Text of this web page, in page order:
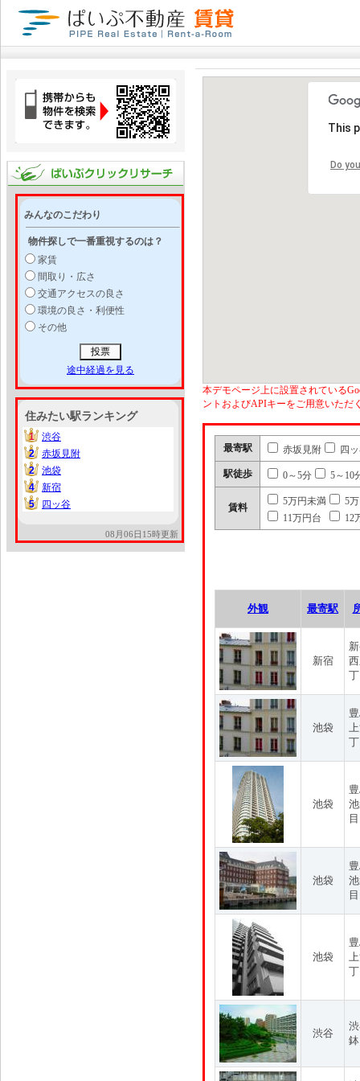
みんなのこだわり
物件探しで一番重視するのは？
家賃
間取り・広さ
交通アクセスの良さ
環境の良さ・利便性
その他
途中経過を見る
住みたい駅ランキング
1
1
渋谷
2
2
赤坂見附
2
2
池袋
4
4
新宿
5
5 四ッ谷
08月06日15時更新
This
Do
本デモページ上に設置されている
ントおよびAPIキーをご用意いただ
最寄駅 赤坂見附 四
駅徒歩 0～5分 5～10
賃料
5万円未満
5
11万円台
12
外観 最寄駅
新宿
池袋
池袋
目
池袋
池袋
渋谷